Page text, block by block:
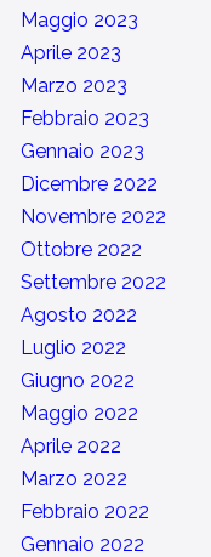
Maggio 2023
Aprile 2023
Marzo 2023
Febbraio 2023
Gennaio 2023
Dicembre 2022
Novembre 2022
Ottobre 2022
Settembre 2022
Agosto 2022
Luglio 2022
Giugno 2022
Maggio 2022
Aprile 2022
Marzo 2022
Febbraio 2022
Gennaio 2022